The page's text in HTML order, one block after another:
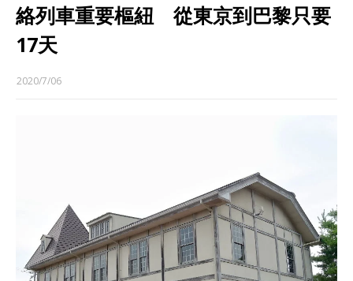
絡列車重要樞紐 從東京到巴黎只要
17天
2020/7/06